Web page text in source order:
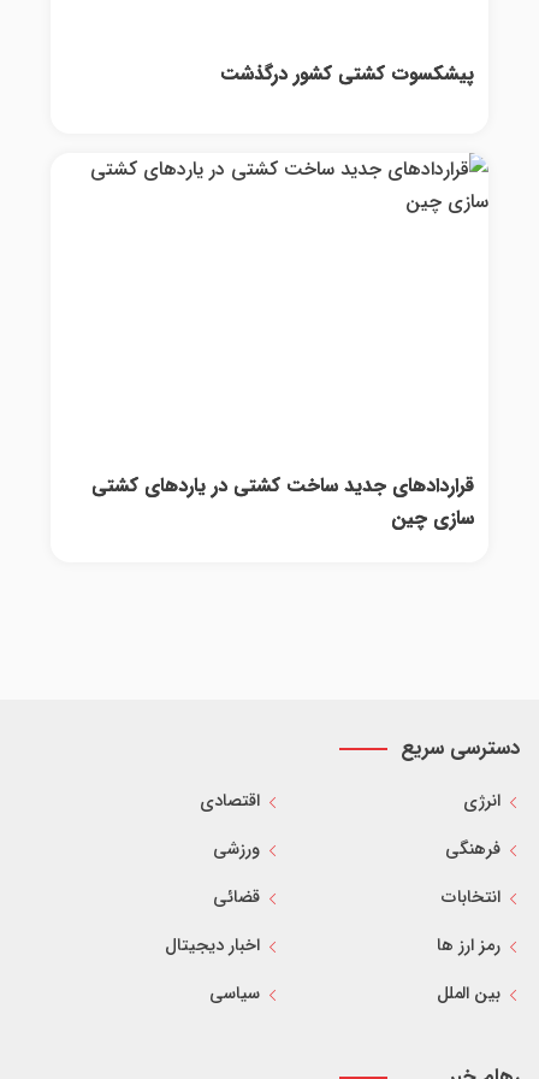
پیشکسوت کشتی کشور درگذشت
قرارداد‌های جدید ساخت کشتی در یارد‌های کشتی‌
سازی چین
دسترسی سریع
انرژی
اقتصادی
فرهنگی
ورزشی
انتخابات
قضائی
رمز ارز ها
اخبار دیجیتال
بین الملل
سیاسی